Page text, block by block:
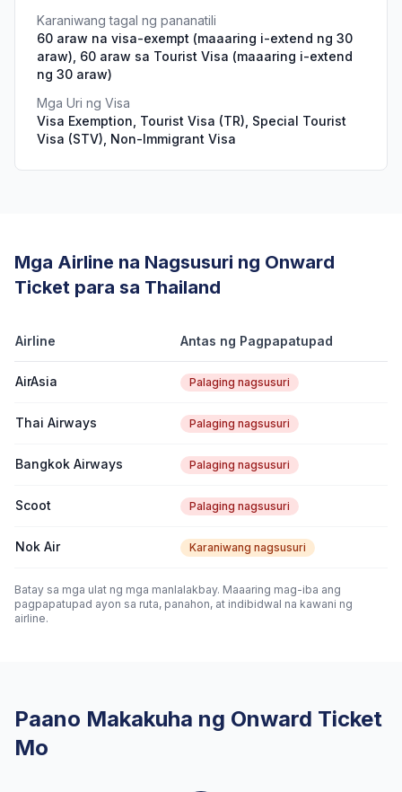
Karaniwang tagal ng pananatili
60 araw na visa-exempt (maaaring i-extend ng 30
araw), 60 araw sa Tourist Visa (maaaring i-extend
ng 30 araw)
Mga Uri ng Visa
Visa Exemption, Tourist Visa (TR), Special Tourist
Visa (STV), Non-Immigrant Visa
Mga Airline na Nagsusuri ng Onward
Ticket para sa Thailand
Airline Antas ng Pagpapatupad
AirAsia Palaging nagsusuri
Thai Airways Palaging nagsusuri
Bangkok Airways Palaging nagsusuri
Scoot Palaging nagsusuri
Nok Air Karaniwang nagsusuri
Batay sa mga ulat ng mga manlalakbay. Maaaring mag-iba ang
pagpapatupad ayon sa ruta, panahon, at indibidwal na kawani ng
airline.
Paano Makakuha ng Onward Ticket
Mo